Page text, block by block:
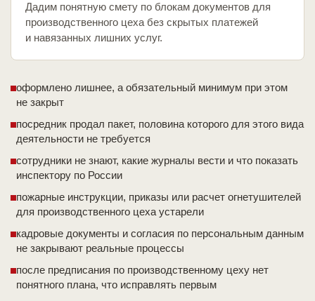
Дадим понятную смету по блокам документов для
производственного цеха без скрытых платежей
и навязанных лишних услуг.
оформлено лишнее, а обязательный минимум при этом
не закрыт
посредник продал пакет, половина которого для этого вида
деятельности не требуется
сотрудники не знают, какие журналы вести и что показать
инспектору по России
пожарные инструкции, приказы или расчет огнетушителей
для производственного цеха устарели
кадровые документы и согласия по персональным данным
не закрывают реальные процессы
после предписания по производственному цеху нет
понятного плана, что исправлять первым